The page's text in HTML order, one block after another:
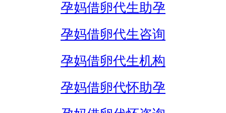
孕妈借卵代生助孕
孕妈借卵代生咨询
孕妈借卵代生机构
孕妈借卵代怀助孕